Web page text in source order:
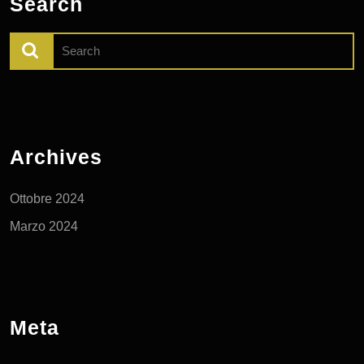
for:
Archives
Ottobre 2024
Marzo 2024
Meta